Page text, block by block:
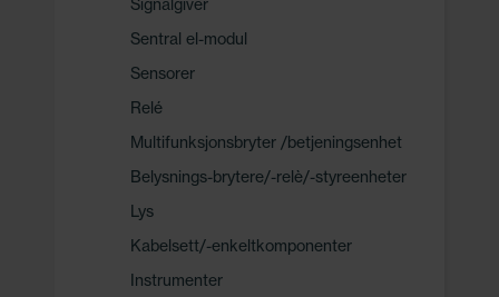
Signalgiver
Sentral el-modul
Sensorer
Relé
Multifunksjonsbryter /betjeningsenhet
Belysnings-brytere/-relè/-styreenheter
Lys
Kabelsett/-enkeltkomponenter
Instrumenter